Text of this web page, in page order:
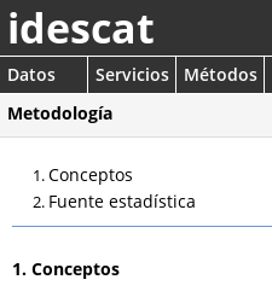
idescat
Datos Servicios Métodos
Metodología
Conceptos
Fuente estadística
1. Conceptos